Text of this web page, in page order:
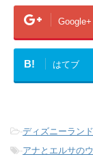
Google+
B! はてブ
-ディズニーランド
-アナとエルサの